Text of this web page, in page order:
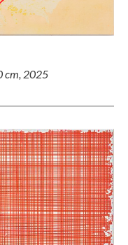
cm, 2025